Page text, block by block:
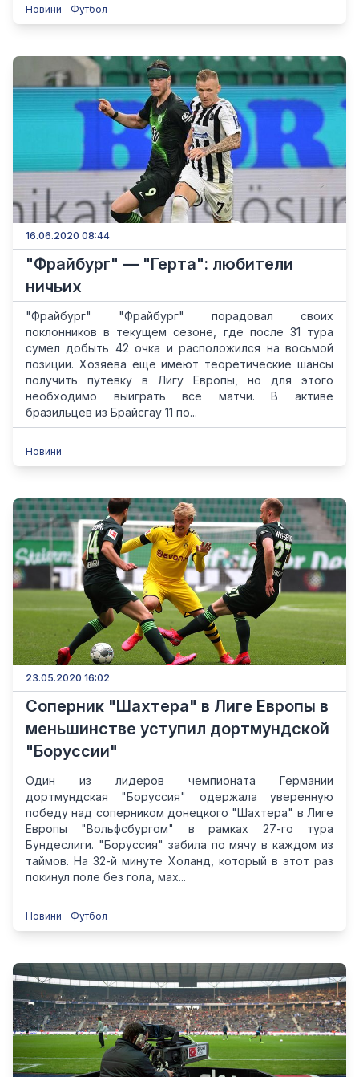
Новини Футбол
16.06.2020 08:44
"Фрайбург" — "Герта": любители
ничьих
"Фрайбург" "Фрайбург" порадовал своих
поклонников в текущем сезоне, где после 31 тура
сумел добыть 42 очка и расположился на восьмой
позиции. Хозяева еще имеют теоретические шансы
получить путевку в Лигу Европы, но для этого
необходимо выиграть все матчи. В активе
бразильцев из Брайсгау 11 по...
Новини
23.05.2020 16:02
Соперник "Шахтера" в Лиге Европы в
меньшинстве уступил дортмундской
"Боруссии"
Один из лидеров чемпионата Германии
дортмундская "Боруссия" одержала уверенную
победу над соперником донецкого "Шахтера" в Лиге
Европы "Вольфсбургом" в рамках 27-го тура
Бундеслиги. "Боруссия" забила по мячу в каждом из
таймов. На 32-й минуте Холанд, который в этот раз
покинул поле без гола, мах...
Новини Футбол